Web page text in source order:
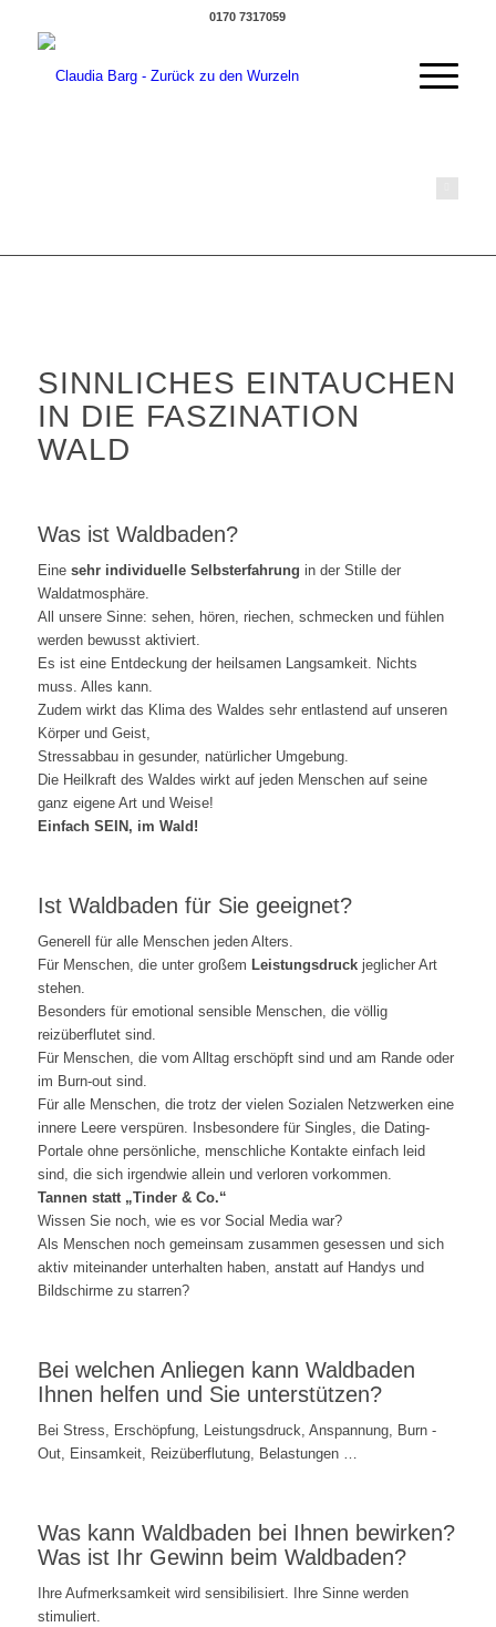
0170 7317059
SINNLICHES EINTAUCHEN
IN DIE FASZINATION
WALD
Was ist Waldbaden?
Eine sehr individuelle Selbsterfahrung in der Stille der
Waldatmosphäre.
All unsere Sinne: sehen, hören, riechen, schmecken und fühlen
werden bewusst aktiviert.
Es ist eine Entdeckung der heilsamen Langsamkeit. Nichts
muss. Alles kann.
Zudem wirkt das Klima des Waldes sehr entlastend auf unseren
Körper und Geist,
Stressabbau in gesunder, natürlicher Umgebung.
Die Heilkraft des Waldes wirkt auf jeden Menschen auf seine
ganz eigene Art und Weise!
Einfach SEIN, im Wald!
Ist Waldbaden für Sie geeignet?
Generell für alle Menschen jeden Alters.
Für Menschen, die unter großem Leistungsdruckjeglicher Art
stehen.
Besonders für emotional sensible Menschen, die völlig
reizüberflutet sind.
Für Menschen, die vom Alltag erschöpft sind und am Rande oder
im Burn-out sind.
Für alle Menschen, die trotz der vielen Sozialen Netzwerken eine
innere Leere verspüren. Insbesondere für Singles, die Dating-
Portale ohne persönliche, menschliche Kontakte einfach leid
sind, die sich irgendwie allein und verloren vorkommen.
Tannen statt „Tinder & Co.“
Wissen Sie noch, wie es vor Social Media war?
Als Menschen noch gemeinsam zusammen gesessen und sich
aktiv miteinander unterhalten haben, anstatt auf Handys und
Bildschirme zu starren?
Bei welchen Anliegen kann Waldbaden
Ihnen helfen und Sie unterstützen?
Bei Stress, Erschöpfung, Leistungsdruck, Anspannung, Burn -
Out, Einsamkeit, Reizüberflutung, Belastungen …
Was kann Waldbaden bei Ihnen bewirken?
Was ist Ihr Gewinn beim Waldbaden?
Ihre Aufmerksamkeit wird sensibilisiert. Ihre Sinne werden
stimuliert.